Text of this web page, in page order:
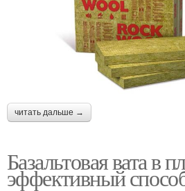
читать дальше →
Базальтовая вата в
эффективный